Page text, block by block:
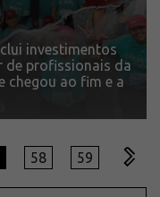
investimentos
de profissionais da
chegou ao fim e a
58 59